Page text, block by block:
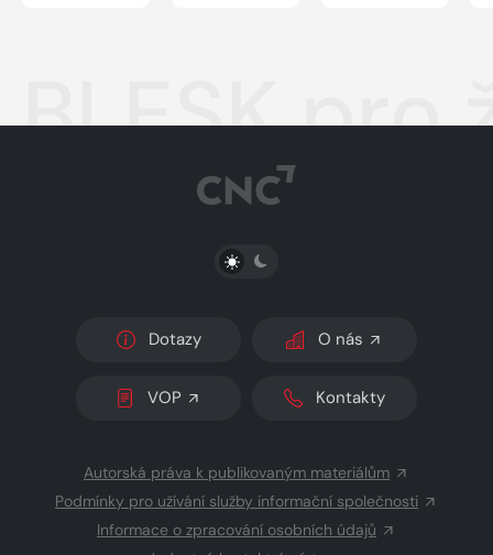
BLESK
PŘEPNOUT SVĚTLÝ/TMAVÝ REŽIM
Dotazy O nás
VOP Kontakty
Autorská práva k publikovaným materiálům
Podmínky pro užívání služby informační společnosti
Informace o zpracování osobních údajů